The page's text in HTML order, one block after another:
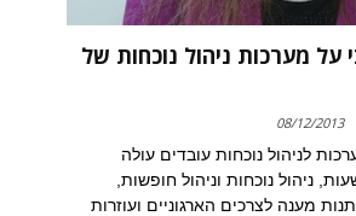
על מערכות ניהול נוכחות של
08/12/2013
לניהול נוכחות עובדים עולה
ניהול נוכחות וניהול חופשות,
מענה לצרכים הארגוניים ועוזרות